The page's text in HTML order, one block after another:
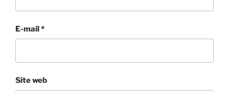
E-mail*
Site web